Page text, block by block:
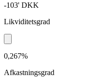
-103' DKK
Likviditetsgrad
0,267%
Afkastningsgrad